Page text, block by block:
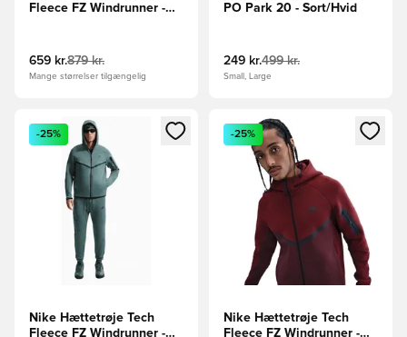
Fleece FZ Windrunner -
659 kr.879 kr.
Mange størrelser tilgængelig
PO Park 20 - Sort/Hvid
249 kr.499 kr.
Small, Large
Åbner en Modal til at logge ind eller tilmelde dig som
-25%
Nike Hættetrøje Tech
Fleece FZ Windrunner -
Åbner en Modal til at logge
-25%
Nike Hættetrøje Tech
Fleece FZ Windrunner -